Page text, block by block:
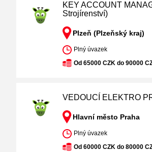
KEY ACCOUNT
Strojírenství)
Plzeň (Plzeňský kraj)
Plný úvazek
Od 65000 CZK do 90000
VEDOUCÍ ELEKTRO
Hlavní město Praha
Plný úvazek
Od 60000 CZK do 80000